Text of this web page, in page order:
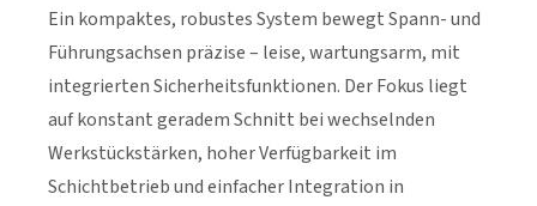
Ein kompaktes, robustes System bewegt Spann- und
Führungsachsen präzise – leise, wartungsarm, mit
integrierten Sicherheitsfunktionen. Der Fokus liegt
auf konstant geradem Schnitt bei wechselnden
Werkstückstärken, hoher Verfügbarkeit im
Schichtbetrieb und einfacher Integration in